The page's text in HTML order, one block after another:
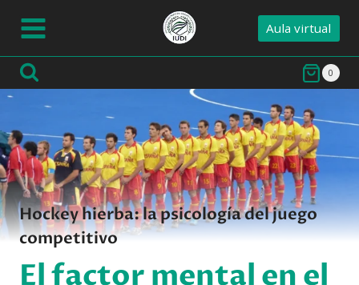
contenido
Aula virtual
0
Hockey hierba: la psicología del juego
competitivo
El factor mental en el